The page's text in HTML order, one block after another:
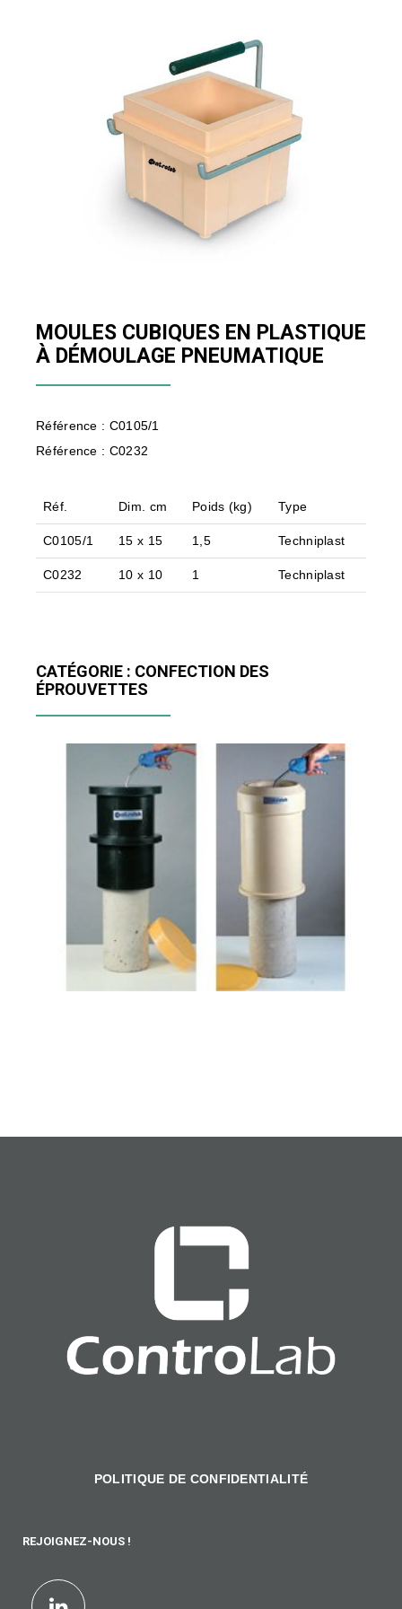
MOULES CUBIQUES EN PLASTIQUE
À DÉMOULAGE PNEUMATIQUE
Référence : C0105/1
Référence : C0232
Réf. Dim. cm Poids (kg) Type
C0105/1 15 x 15 1,5 Techniplast
C0232 10 x 10 1 Techniplast
CATÉGORIE : CONFECTION DES
ÉPROUVETTES
POLITIQUE DE CONFIDENTIALITÉ
REJOIGNEZ-NOUS !